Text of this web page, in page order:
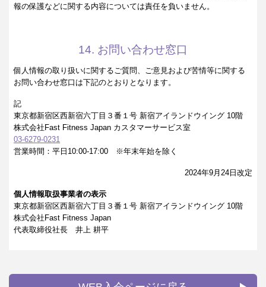
報の保護などに関する内容については責任を負いません。
14. お問い合わせ窓口
個人情報の取り扱いに関するご質問、ご意見および苦情等に関する
お問い合わせ窓口は下記のとおりとなります。
記
東京都新宿区西新宿六丁目３番１号 新宿アイランドウイング 10階
株式会社Fast Fitness Japan カスタマーサービス室
03-6279-0231
営業時間：平日10:00-17:00 ※年末年始を除く
2024年9月24日改定
個人情報取扱事業者の表示
東京都新宿区西新宿六丁目３番１号 新宿アイランドウイング 10階
株式会社Fast Fitness Japan
代表取締役社長 井上 耕平